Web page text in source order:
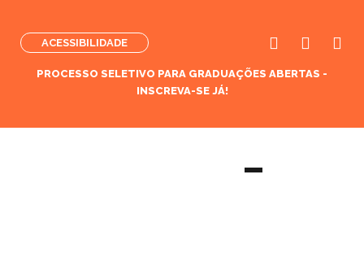
ACESSIBILIDADE
PROCESSO SELETIVO PARA GRADUAÇÕES ABERTAS -
INSCREVA-SE JÁ!